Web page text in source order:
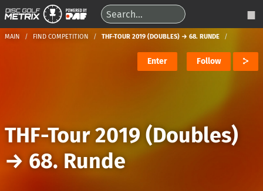
MAIN FIND COMPETITION THF-TOUR 2019 (DOUBLES) → 68. RUNDE
Enter Follow
THF-Tour 2019 (Doubles)
→ 68. Runde